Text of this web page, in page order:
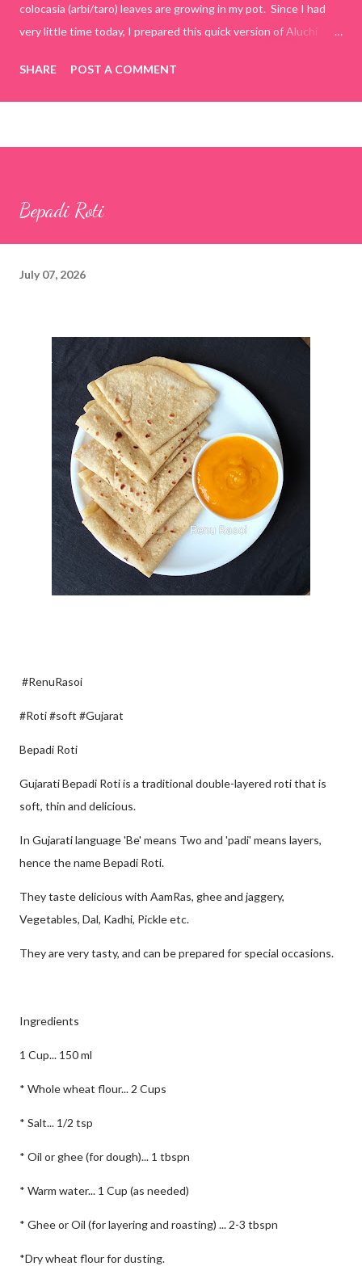
colocasia (arbi/taro) leaves are growing in my pot. Since I had
very little time today, I prepared this quick version of Aluchi
easier and faster to make. Ingredients (1 cup = 150 ml) *Washed
& finely chopped colocasia (taro) leaves, – 2 cups *Tamarind – a
cup *Red chilli powder – 3 teaspoons *Salt – 1½ teaspoons
*White sesame seeds – 1 tablespoon Method 1. Clean the
the chopped colocasia leaves, gram flour, rice flour, red chilli
SHARE POST A COMMENT
Bepadi Roti
July 07, 2026
#RenuRasoi
#Roti #soft #Gujarat
Bepadi Roti
Gujarati Bepadi Roti is a traditional double-layered roti that is
soft, thin and delicious.
In Gujarati language 'Be' means Two and 'padi' means layers,
hence the name Bepadi Roti.
They taste delicious with AamRas, ghee and jaggery,
Vegetables, Dal, Kadhi, Pickle etc.
They are very tasty, and can be prepared for special occasions.
Ingredients
1 Cup... 150 ml
* Whole wheat flour... 2 Cups
* Salt... 1/2 tsp
* Oil or ghee (for dough)... 1 tbspn
* Warm water... 1 Cup (as needed)
* Ghee or Oil (for layering and roasting) ... 2-3 tbspn
*Dry wheat flour for dusting.